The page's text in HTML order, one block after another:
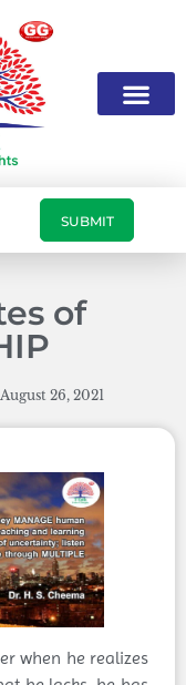
SUBMIT
of
August 26, 2021
when he realizes